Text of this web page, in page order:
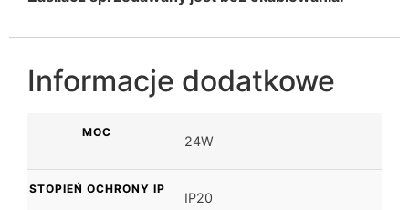
Informacje dodatkowe
MOC
24W
STOPIEŃ OCHRONY IP
IP20